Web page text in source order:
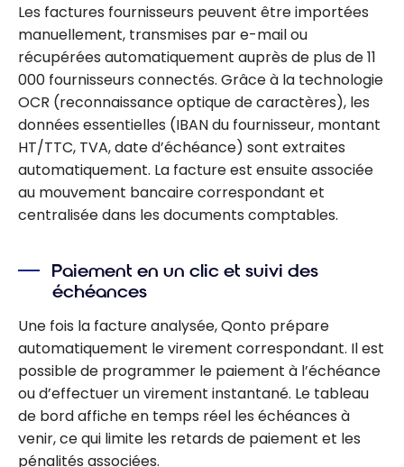
Les factures fournisseurs peuvent être importées
manuellement, transmises par e-mail ou
récupérées automatiquement auprès de plus de 11
000 fournisseurs connectés. Grâce à la technologie
OCR (reconnaissance optique de caractères), les
données essentielles (IBAN du fournisseur, montant
HT/TTC, TVA, date d’échéance) sont extraites
automatiquement. La facture est ensuite associée
au mouvement bancaire correspondant et
centralisée dans les documents comptables.
Paiement en un clic et suivi des
échéances
Une fois la facture analysée, Qonto prépare
automatiquement le virement correspondant. Il est
possible de programmer le paiement à l’échéance
ou d’effectuer un virement instantané. Le tableau
de bord affiche en temps réel les échéances à
venir, ce qui limite les retards de paiement et les
pénalités associées.